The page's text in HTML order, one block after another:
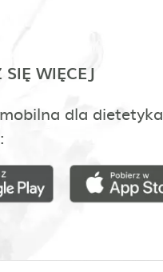
WIĘCEJ
dla dietetyka